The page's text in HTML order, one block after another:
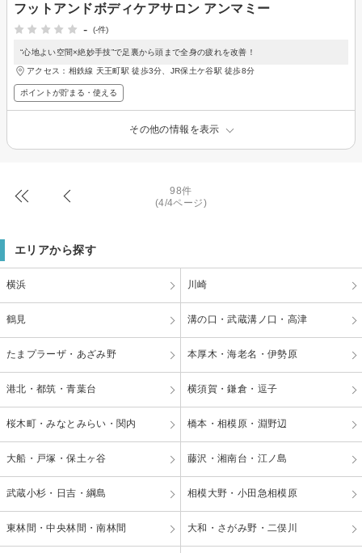
フットアンドボディケアサロン アンマミー
-
(-件)
“心地よい空間×絶妙手技”で足裏から頭まで全身の疲れを改善！
アクセス：相鉄線 天王町駅 徒歩3分、JR保土ケ谷駅 徒歩8分
ポイントが貯まる・使える
その他の情報を表示
98件
(4/4ページ)
エリアから探す
横浜 川崎
鶴見 溝の口・武蔵溝ノ口・高津
たまプラーザ・あざみ野 本厚木・海老名・伊勢原
港北・都筑・青葉台 横須賀・鎌倉・逗子
桜木町・みなとみらい・関内 橋本・相模原・淵野辺
大船・戸塚・保土ヶ谷 藤沢・湘南台・江ノ島
武蔵小杉・日吉・綱島 相模大野・小田急相模原
東林間・中央林間・南林間 大和・さがみ野・二俣川